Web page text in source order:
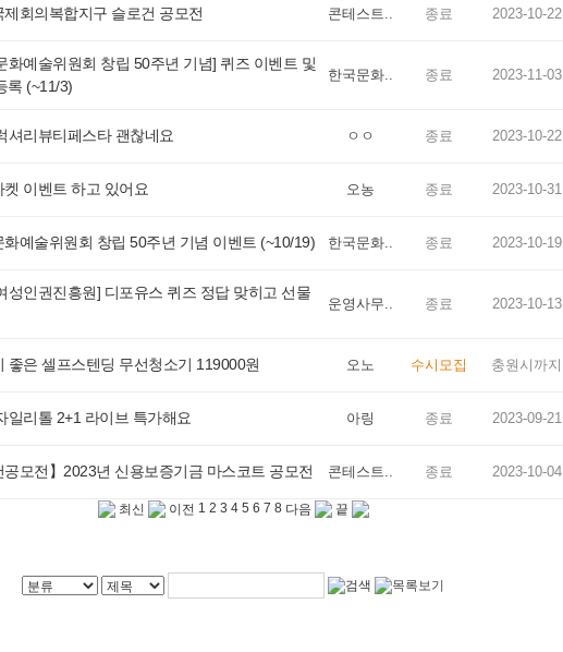
제회의복합지구 슬로건 공모전 콘테스트.. 종료 2023-10-22
화예술위원회 창립 50주년 기념] 퀴즈 이벤트 및
록 (~11/3)
한국문화.. 종료 2023-11-03
셔리뷰티페스타 괜찮네요 ㅇㅇ 종료 2023-10-22
켓 이벤트 하고 있어요 오농 종료 2023-10-31
화예술위원회 창립 50주년 기념 이벤트 (~10/19) 한국문화.. 종료 2023-10-19
성인권진흥원] 디포유스 퀴즈 정답 맞히고 선물
운영사무.. 종료 2023-10-13
좋은 셀프스텐딩 무선청소기 119000원 오노 수시모집 충원시까지
일리톨 2+1 라이브 특가해요 아링 종료 2023-09-21
공모전】2023년 신용보증기금 마스코트 공모전 콘테스트.. 종료 2023-10-04
최신 이전 1 2 3 4 5 6 7 8 다음 끝